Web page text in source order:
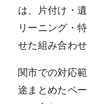
は、片付け・
リーニング・
せた組み合わ
関市での対応
途まとめたペ